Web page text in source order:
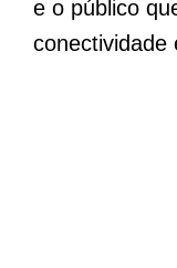
e o público
conectividade